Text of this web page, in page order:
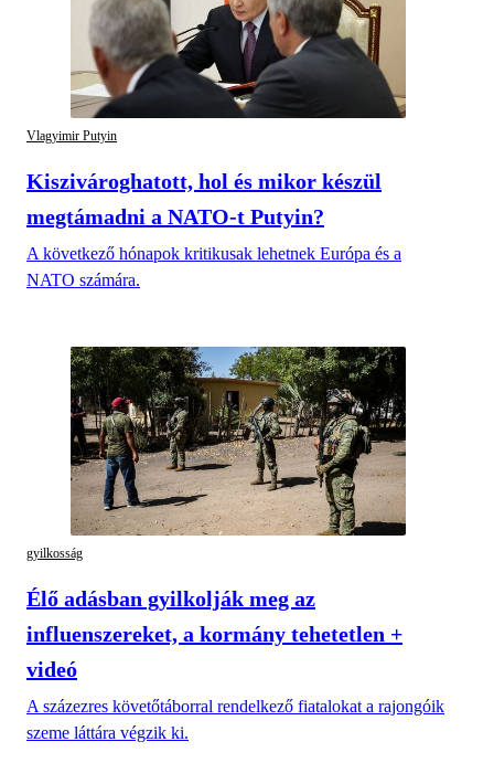
Vlagyimir Putyin
Kiszivároghatott, hol és mikor készül
megtámadni a NATO-t Putyin?
A következő hónapok kritikusak lehetnek Európa és a
NATO számára.
gyilkosság
Élő adásban gyilkolják meg az
influenszereket, a kormány tehetetlen +
videó
A százezres követőtáborral rendelkező fiatalokat a rajongóik
szeme láttára végzik ki.